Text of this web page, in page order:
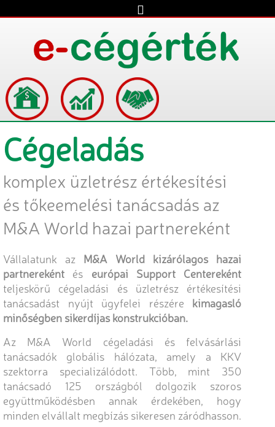
Cégeladás
komplex üzletrész értékesítési
és tőkeemelési tanácsadás az
M&A World hazai partnereként
Vállalatunk az M&A World kizárólagos hazai
partnereként és európai Support Centereként
teljeskörű cégeladási és üzletrész értékesítési
tanácsadást nyújt ügyfelei részére kimagasló
minőségben sikerdíjas konstrukcióban.
Az M&A World cégeladási és felvásárlási
tanácsadók globális hálózata, amely a KKV
szektorra specializálódott. Több, mint 350
tanácsadó 125 országból dolgozik szoros
együttműködésben annak érdekében, hogy
minden elvállalt megbízás sikeresen záródhasson.